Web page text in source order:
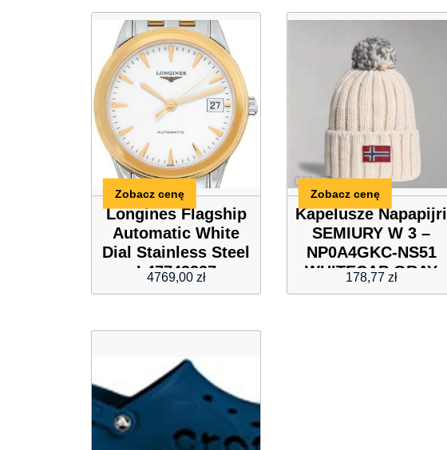
Longines Flagship
Automatic White
Dial Stainless Steel
L47743227
4769,00 zł
Zobacz cenę
Kapelusze Napapijri
SEMIURY W 3 –
NP0A4GKC-NS51
WHITECAP GRAY
178,77 zł
Zobacz cenę